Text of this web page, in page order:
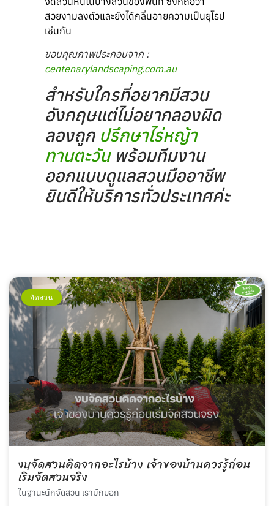
สวยงามลงตัวและยังได้กลิ่นอายความเป็นยุโรป
เช่นกัน
ขอบคุณภาพประกอบจาก :
centenarylandscaping.com.au
สำหรับใครที่อยากมีสวน
อังกฤษแต่ไม่อยากลองผิด
ลองถูก ปรึกษาไร่หญ้า
ทานตะวันพร้อมทีมงาน
ออกแบบดูแลสวนมืออาชีพ
ยินดีให้บริการทั่วประเทศค่ะ
จัดสวน
งบจัดสวนคิดจากอะไรบ้าง เจ้าของบ้านควรรู้ก่อน
เริ่มจัดสวนจริง
ในฐานะนักจัดสวน เรามักบอก